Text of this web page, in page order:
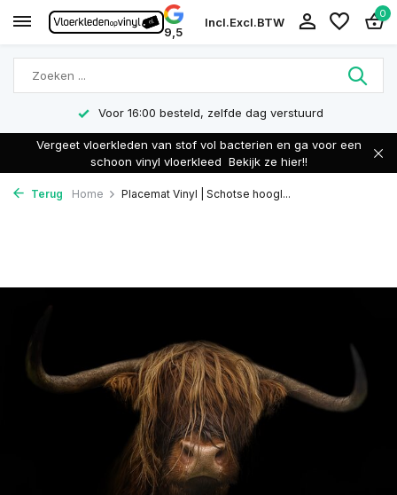
9,5
Incl.Excl.BTW
0
Voor 16:00 besteld, zelfde dag verstuurd
Vergeet vloerkleden van stof vol bacterien en ga voor een
schoon vinyl vloerkleed Bekijk ze hier!!
Terug Home Placemat Vinyl | Schotse hoogl...